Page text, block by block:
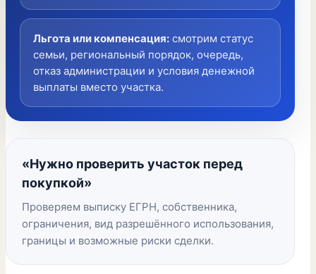
Льгота или компенсация: смотрим статус
семьи, региональный порядок, очередь,
отказ администрации и условия денежной
выплаты вместо участка.
«Нужно проверить участок перед
покупкой»
Проверяем выписку ЕГРН, собственника,
ограничения, вид разрешённого использования,
границы и возможные риски сделки.